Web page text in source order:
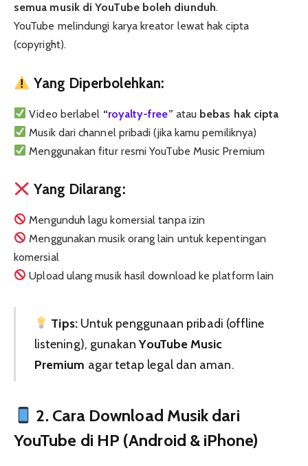
semua musik di YouTube boleh diunduh.
YouTube melindungi karya kreator lewat hak cipta
(copyright).
Yang Diperbolehkan:
Video berlabel “royalty-free” atau bebas hak cipta
Musik dari channel pribadi (jika kamu pemiliknya)
Menggunakan fitur resmi YouTube Music Premium
Yang Dilarang:
Mengunduh lagu komersial tanpa izin
Menggunakan musik orang lain untuk kepentingan
komersial
Upload ulang musik hasil download ke platform lain
Tips:Untuk penggunaan pribadi (offline
listening), gunakanYouTube Music
Premium agar tetap legal dan aman.
2. Cara Download Musik dari
YouTube di HP (Android & iPhone)